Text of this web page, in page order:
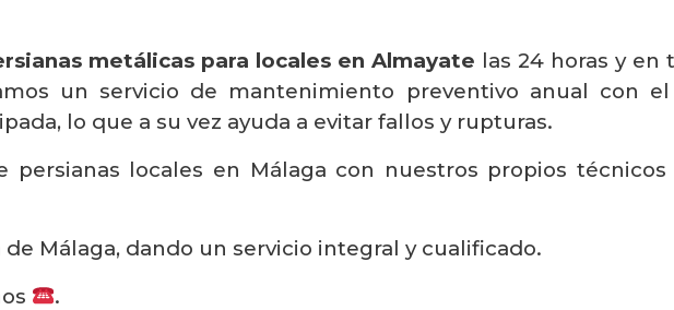
metálicas para locales en Almayate las 24 horas y en
un servicio de mantenimiento preventivo anual con
lo que a su vez ayuda a evitar fallos y rupturas.
persianas locales en Málaga con nuestros propios
Málaga, dando un servicio integral y cualificado.
.